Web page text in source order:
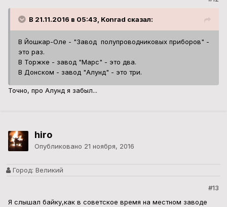
В 21.11.2016 в 05:43, Konrad сказал:
В Йошкар-Оле - "Завод полупроводниковых приборов" -
это раз.
В Торжке - завод "Марс" - это два.
В Донском - завод "Алунд" - это три.
Точно, про Алунд я забыл...
hiro
Опубликовано 21 ноября, 2016
Город: Великий
#13
Я слышал байку,как в советское время на местном заводе